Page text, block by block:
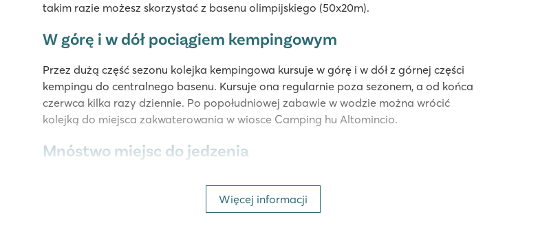
takim razie możesz skorzystać z basenu olimpijskiego (50x20m).
W górę i w dół pociągiem kempingowym
Przez dużą część sezonu kolejka kempingowa kursuje w górę i w dół z górnej części
kempingu do centralnego basenu. Kursuje ona regularnie poza sezonem, a od końca
czerwca kilka razy dziennie. Po popołudniowej zabawie w wodzie można wrócić
kolejką do miejsca zakwaterowania w wiosce Camping hu Altomincio.
Mnóstwo miejsc do jedzenia
świeżych bułek, sera i mleka z ciężarówki z jedzeniem, która przyjeżdża na kemping
każdego ranka. W centralnej części kempingu znajduje się pizzeria z przytulnym
Więcej informacji